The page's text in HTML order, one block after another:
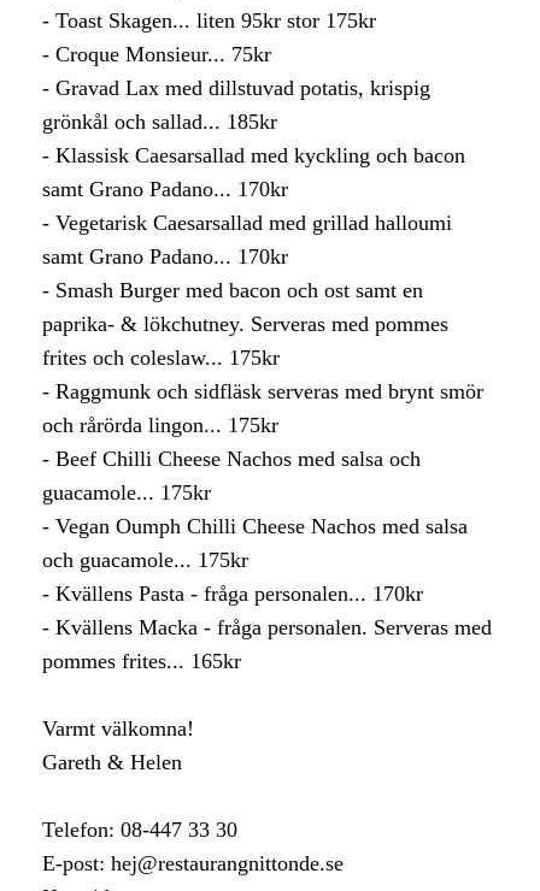
- Toast Skagen... liten 95kr stor 175kr
- Croque Monsieur... 75kr
- Gravad Lax med dillstuvad potatis, krispig
grönkål och sallad... 185kr
- Klassisk Caesarsallad med kyckling och bacon
samt Grano Padano... 170kr
- Vegetarisk Caesarsallad med grillad halloumi
samt Grano Padano... 170kr
- Smash Burger med bacon och ost samt en
paprika- & lökchutney. Serveras med pommes
frites och coleslaw... 175kr
- Raggmunk och sidfläsk serveras med brynt smör
och rårörda lingon... 175kr
- Beef Chilli Cheese Nachos med salsa och
guacamole... 175kr
- Vegan Oumph Chilli Cheese Nachos med salsa
och guacamole... 175kr
- Kvällens Pasta - fråga personalen... 170kr
- Kvällens Macka - fråga personalen. Serveras med
pommes frites... 165kr
Varmt välkomna!
Gareth & Helen
Telefon: 08-447 33 30
E-post: hej@restaurangnittonde.se